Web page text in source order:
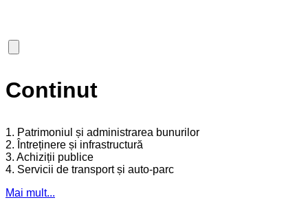
Continut
1. Patrimoniul și administrarea bunurilor
2. Întreținere și infrastructură
3. Achiziții publice
4. Servicii de transport și auto-parc
Mai mult...